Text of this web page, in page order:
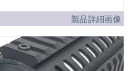
製品詳細画像